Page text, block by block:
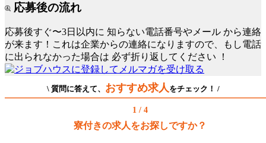
応募後の流れ
応募後すぐ〜3日以内に 知らない電話番号やメール から連絡
が来ます！これは企業からの連絡になりますので、もし電話
に出られなかった場合は 必ず折り返してください ！
\ 質問に答えて、 おすすめ求人をチェック！ /
1 / 4
寮付きの求人をお探しですか？